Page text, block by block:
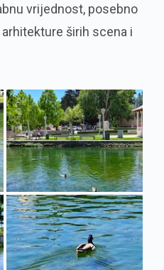
vrijednost, posebno
širih scena i